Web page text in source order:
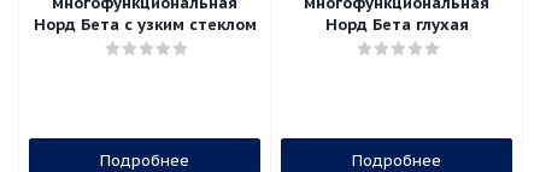
Норд Бета с узким стеклом
Подробнее
Норд Бета глухая
Подробнее